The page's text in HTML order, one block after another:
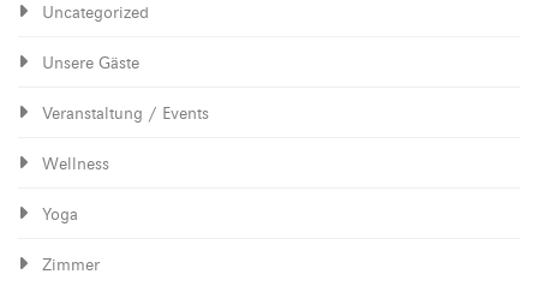
Uncategorized
Unsere Gäste
Veranstaltung / Events
Wellness
Yoga
Zimmer